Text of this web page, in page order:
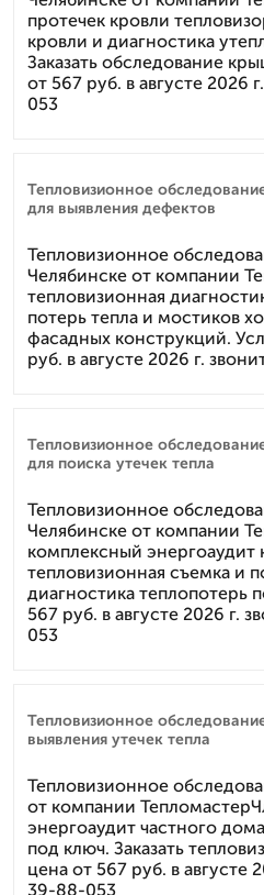
протечек кровли
кровли и диагностика
Заказать обследование
от 567 руб. в августе 2026
053
Тепловизионное
для выявления дефектов
Тепловизионное
Челябинске от компании
тепловизионная
потерь тепла и мостиков
фасадных конструкций.
руб. в августе 2026 г.
Тепловизионное
для поиска утечек тепла
Тепловизионное
Челябинске от компании
комплексный энергоаудит
тепловизионная съемка и
диагностика теплопотерь
567 руб. в августе 2026 г.
053
Тепловизионное
выявления утечек тепла
Тепловизионное
от компании
энергоаудит частного
под ключ. Заказать
цена от 567 руб. в августе
39-88-053